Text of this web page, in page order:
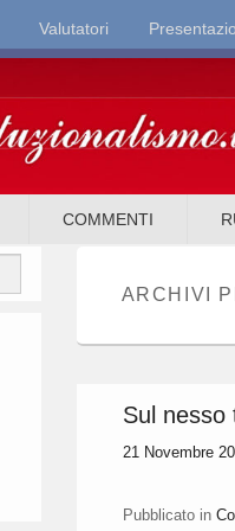
Valutatori
COMMENTI
ARCHIVI
Sul nesso
21 Novembre
Pubblicato in